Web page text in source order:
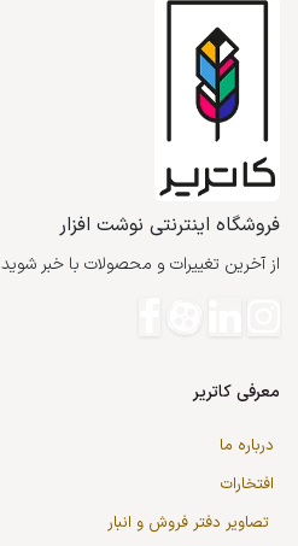
فروشگاه اینترنتی نوشت افزار
از آخرین تغییرات و محصولات با خبر شوید
معرفی کاتریر
درباره ما
افتخارات
تصاویر دفتر فروش و انبار